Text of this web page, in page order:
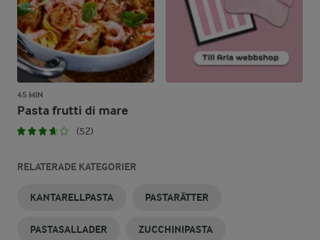
45 MIN
Pasta frutti di mare
(52)
RELATERADE KATEGORIER
KANTARELLPASTA PASTARÄTTER
PASTASALLADER ZUCCHINIPASTA